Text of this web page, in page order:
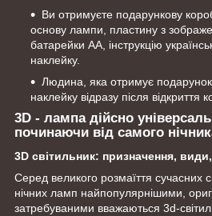
Ви отримуєте подарункову
основу лампи, пластину з
батарейки АА, інструкцію
наклейку.
Людина, яка отримує
наклейку відразу після відкриття
3D - лампа дійсно
починаючи від самого
3D світильник: призначення,
Серед великого розмаїття сучасних
нічних ламп найпопулярнішими,
затребуваними вважаються 3d-